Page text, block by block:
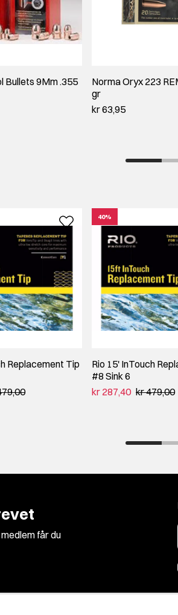
Bullets 9Mm .355
Norma Oryx 223
gr
kr 63,95
Replacement Tip
40%
Rio 15' InTouch
#8 Sink 6
kr 287,40 kr 479,00
får du